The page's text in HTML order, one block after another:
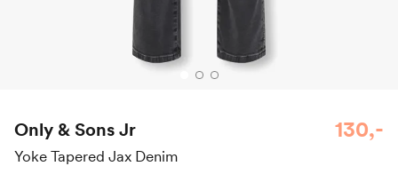
Only & Sons Jr
Yoke Tapered Jax Denim
130,-